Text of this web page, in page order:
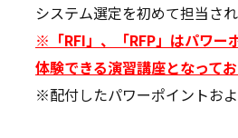
システム選定を初めて担当さ
※「RFI」、「RFP」はパワー
体験できる演習講座となってお
※配付したパワーポイントお